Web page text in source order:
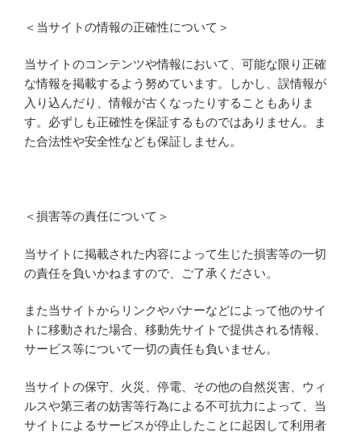
＜当サイトの情報の正確性について＞
当サイトのコンテンツや情報において、可能な限り正確
な情報を掲載するよう努めています。しかし、誤情報が
入り込んだり、情報が古くなったりすることもありま
す。必ずしも正確性を保証するものではありません。ま
た合法性や安全性なども保証しません。
＜損害等の責任について＞
当サイトに掲載された内容によって生じた損害等の一切
の責任を負いかねますので、ご了承ください。
また当サイトからリンクやバナーなどによって他のサイ
トに移動された場合、移動先サイトで提供される情報、
サービス等について一切の責任も負いません。
当サイトの保守、火災、停電、その他の自然災害、ウィ
ルスや第三者の妨害等行為による不可抗力によって、当
サイトによるサービスが停止したことに起因して利用者